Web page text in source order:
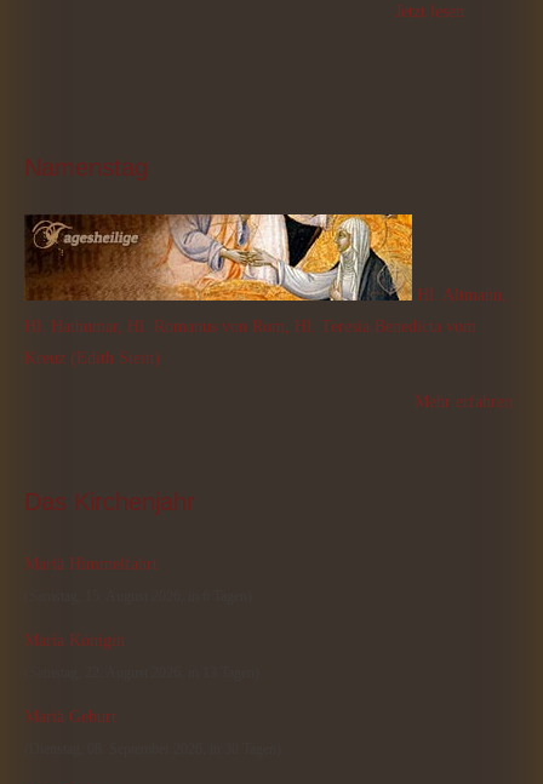
Jetzt lesen
Namenstag
Hl. Altmann,
Hl. Hathumar, Hl. Romanus von Rom, Hl. Teresia Benedicta vom
Kreuz (Edith Stein)
Mehr erfahren
Das Kirchenjahr
Mariä Himmelfahrt
Maria Königin
Mariä Geburt